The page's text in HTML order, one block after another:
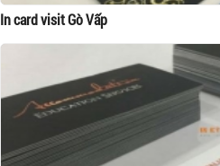
In card visit Gò Vấp